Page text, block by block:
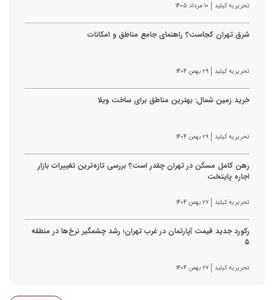
تحریریه کیلید ۱۰ مرداد ۱۴۰۵
شرق تهران کجاست؟ راهنمای جامع مناطق و امکانات
تحریریه کیلید ۲۹ بهمن ۱۴۰۴
خرید زمین شمال: بهترین مناطق برای ساخت ویلا
تحریریه کیلید ۲۹ بهمن ۱۴۰۴
رهن کامل مسکن در تهران چقدر است؟ بررسی تازه‌ترین تغییرات بازار
اجاره پایتخت
تحریریه کیلید ۲۷ بهمن ۱۴۰۴
رکورد جدید قیمت آپارتمان در غرب تهران؛ رشد چشمگیر نرخ‌ها در منطقه
۵
تحریریه کیلید ۲۷ بهمن ۱۴۰۴